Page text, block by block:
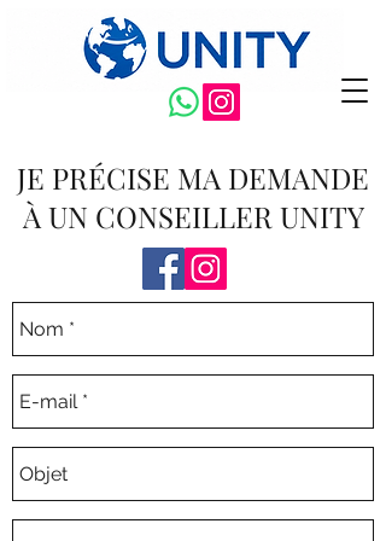
JE PRÉCISE MA DEMANDE
À UN CONSEILLER UNITY